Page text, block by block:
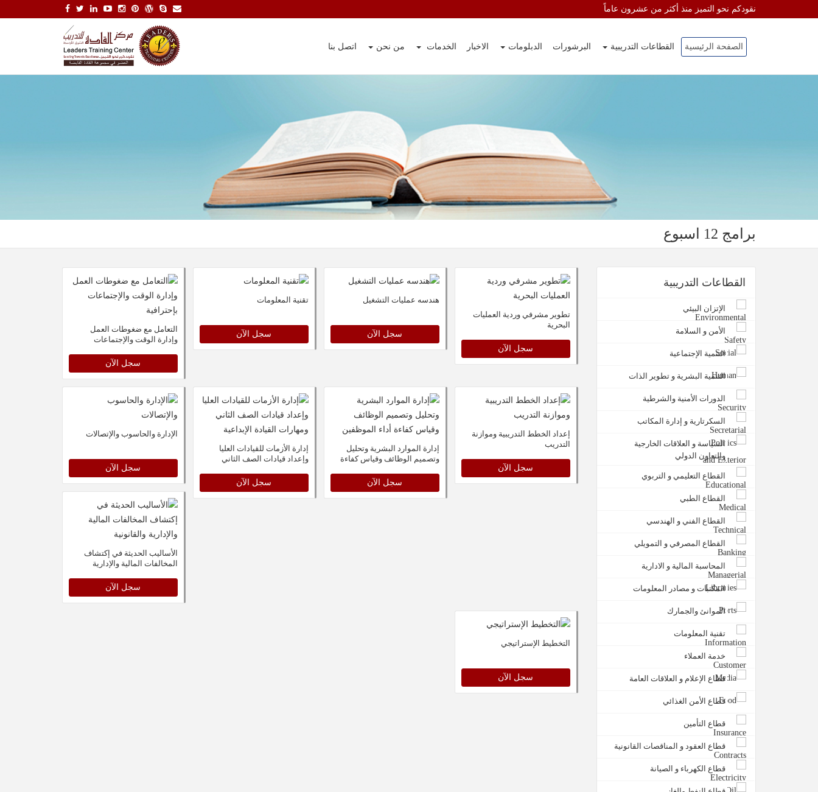
نقودكم نحو التميز منذ أكثر من عشرون عاماً
الصفحة الرئيسية القطاعات التدريبية البرشورات الدبلومات الاخبار الخدمات من نحن اتصل بنا
برامج 12 اسبوع
القطاعات التدريبية
الإتزان البيئي
الأمن و السلامة
التنمية الإجتماعية
التنمية البشرية و تطوير الذات
الدورات الأمنية والشرطية
السكرتارية و إدارة المكاتب
السياسة و العلاقات الخارجية
والتعاون الدولي
القطاع التعليمي و التربوي
القطاع الطبي
القطاع الفني و الهندسي
القطاع المصرفي و التمويلي
المحاسبة المالية و الادارية
المكتبات و مصادر المعلومات
الموانئ والجمارك
تقنية المعلومات
خدمة العملاء
قطاع الإعلام و العلاقات العامة
قطاع الأمن الغذائي
قطاع التأمين
قطاع العقود و المناقصات القانونية
قطاع الكهرباء و الصيانة
تطوير مشرفي وردية العمليات
البحرية
سجل الآن
هندسه عمليات التشغيل
سجل الآن
تقنية المعلومات
سجل الآن
التعامل مع ضغوطات العمل
وإدارة الوقت والإجتماعات
سجل الآن
إعداد الخطط التدريبية وموازنة
التدريب
سجل الآن
إدارة الموارد البشرية وتحليل
وتصميم الوظائف وقياس كفاءة
سجل الآن
إدارة الأزمات للقيادات العليا
وإعداد قيادات الصف الثاني
سجل الآن
الإدارة والحاسوب والإتصالات
سجل الآن
الأساليب الحديثة في إكتشاف
المخالفات المالية والإدارية
سجل الآن
التخطيط الإستراتيجي
سجل الآن